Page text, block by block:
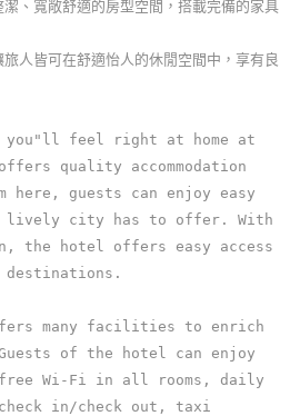
、寬敞舒適的房型空間，搭載完備的家具
人皆可在舒適怡人的休閒空間中，享有良
you"ll feel right at home at
quality accommodation
here, guests can enjoy easy
lively city has to offer. With
the hotel offers easy access
many facilities to enrich
of the hotel can enjoy
Wi-Fi in all rooms, daily
in/check out, taxi